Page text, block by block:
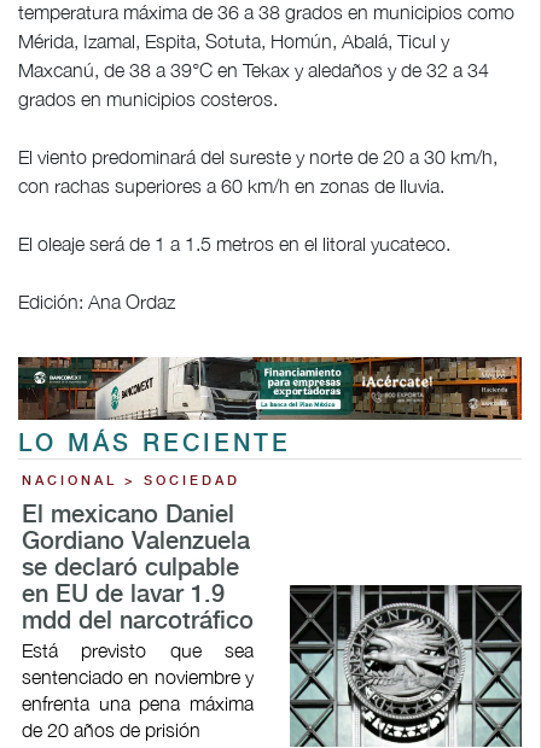
temperatura máxima de 36 a 38 grados en municipios como
Mérida, Izamal, Espita, Sotuta, Homún, Abalá, Ticul y
Maxcanú, de 38 a 39°C en Tekax y aledaños y de 32 a 34
grados en municipios costeros.
El viento predominará del sureste y norte de 20 a 30 km/h,
con rachas superiores a 60 km/h en zonas de lluvia.
El oleaje será de 1 a 1.5 metros en el litoral yucateco.
Edición: Ana Ordaz
LO MÁS RECIENTE
NACIONAL > SOCIEDAD
El mexicano Daniel
Gordiano Valenzuela
se declaró culpable
en EU de lavar 1.9
mdd del narcotráfico
Está previsto que sea
sentenciado en noviembre y
enfrenta una pena máxima
de 20 años de prisión